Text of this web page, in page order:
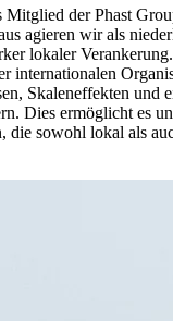
Mitglied der Phast
agieren wir als
lokaler
internationalen
Skaleneffekten und
Dies ermöglicht es
die sowohl lokal als